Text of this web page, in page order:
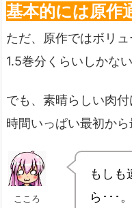
基本的には原作
ただ、原作ではボリュ
1.5巻分くらいしかな
でも、素晴らしい肉付
時間いっぱい最初か
こころ
もしも
ら･･･。